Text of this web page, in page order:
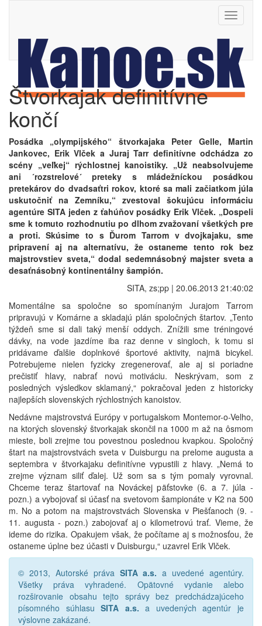
Toggle
Štvorkajak definitívne
končí
Posádka „olympijského“ štvorkajaka Peter Gelle, Martin
Jankovec, Erik Vlček a Juraj Tarr definitívne odchádza zo
scény „veľkej“ rýchlostnej kanoistiky. „Už neabsolvujeme
ani ´rozstrelové´ preteky s mládežníckou posádkou
pretekárov do dvadsaťtri rokov, ktoré sa mali začiatkom júla
uskutočniť na Zemníku,“ zvestoval šokujúcu informáciu
agentúre SITA jeden z ťahúňov posádky Erik Vlček. „Dospeli
sme k tomuto rozhodnutiu po dlhom zvažovaní všetkých pre
a proti. Skúsime to s Ďurom Tarrom v dvojkajaku, sme
pripravení aj na alternatívu, že ostaneme tento rok bez
majstrovstiev sveta,“ dodal sedemnásobný majster sveta a
desaťnásobný kontinentálny šampión.
SITA, zs;pp | 20.06.2013 21:40:02
Momentálne sa spoločne so spomínaným Jurajom Tarrom
pripravujú v Komárne a skladajú plán spoločných štartov. „Tento
týždeň sme si dali taký menší oddych. Znížili sme tréningové
dávky, na vode jazdíme iba raz denne v singloch, k tomu si
pridávame ďalšie doplnkové športové aktivity, najmä bicykel.
Potrebujeme nielen fyzicky zregenerovať, ale aj si poriadne
prečistiť hlavy, nabrať novú motiváciu. Neskrývam, som z
posledných výsledkov sklamaný,“ pokračoval jeden z historicky
najlepších slovenských rýchlostných kanoistov.
Nedávne majstrovstvá Európy v portugalskom Montemor-o-Velho,
na ktorých slovenský štvorkajak skončil na 1000 m až na ôsmom
mieste, boli zrejme tou povestnou poslednou kvapkou. Spoločný
štart na majstrovstvách sveta v Duisburgu na prelome augusta a
septembra v štvorkajaku definitívne vypustili z hlavy. „Nemá to
zrejme význam siliť ďalej. Už som sa s tým pomaly vyrovnal.
Chceme teraz štartovať na Nováckej päťstovke (6. a 7. júla -
pozn.) a vybojovať si účasť na svetovom šampionáte v K2 na 500
m. No a potom na majstrovstvách Slovenska v Piešťanoch (9. -
11. augusta - pozn.) zabojovať aj o kilometrovú trať. Vieme, že
ideme do rizika. Opakujem však, že počítame aj s možnosťou, že
ostaneme úplne bez účasti v Duisburgu,“ uzavrel Erik Vlček.
© 2013, Autorské práva SITA a.s. a uvedené agentúry.
Všetky práva vyhradené. Opätovné vydanie alebo
rozširovanie obsahu tejto správy bez predchádzajúceho
písomného súhlasuSITA a.s. a uvedených agentúr je
výslovne zakázané.